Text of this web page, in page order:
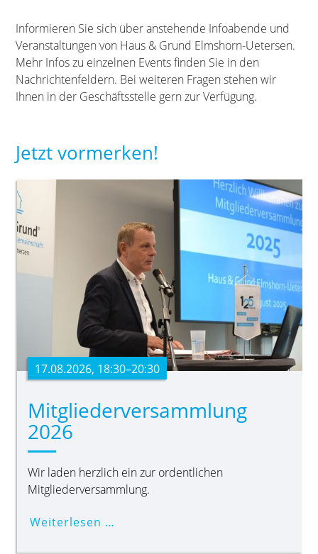
Informieren Sie sich über anstehende Infoabende und
Veranstaltungen von Haus & Grund Elmshorn-Uetersen.
Mehr Infos zu einzelnen Events finden Sie in den
Nachrichtenfeldern. Bei weiteren Fragen stehen wir
Ihnen in der Geschäftsstelle gern zur Verfügung.
Jetzt vormerken!
Mitgliederversammlung
2026
17.08.2026, 18:30–20:30
Wir laden herzlich ein zur ordentlichen
Mitgliederversammlung.
Weiterlesen …